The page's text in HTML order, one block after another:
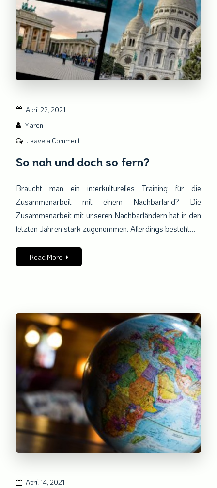
April 22, 2021
Maren
Leave a Commenton
nah
doch
so
fern?
So nah und doch so fern?
Braucht man ein interkulturelles Training für die
Zusammenarbeit mit einem Nachbarland? Die
Zusammenarbeit mit unseren Nachbarländern hat in den
letzten Jahren stark zugenommen. Allerdings besteht…
Read More
April 14, 2021